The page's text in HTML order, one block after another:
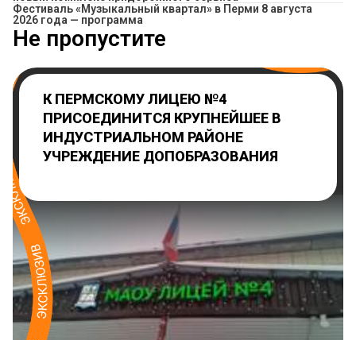
Фестиваль «Музыкальный квартал» в Перми 8 августа
2026 года — программа
Не пропустите
К ПЕРМСКОМУ ЛИЦЕЮ №4
ПРИСОЕДИНИТСЯ КРУПНЕЙШЕЕ В
ИНДУСТРИАЛЬНОМ РАЙОНЕ
УЧРЕЖДЕНИЕ ДОПОБРАЗОВАНИЯ